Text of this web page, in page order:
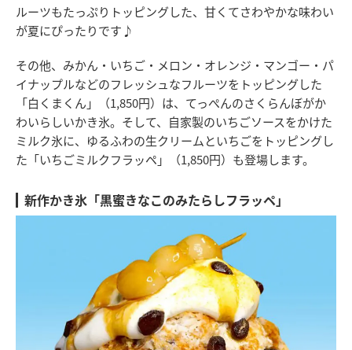
ルーツもたっぷりトッピングした、甘くてさわやかな味わい
が夏にぴったりです♪
その他、みかん・いちご・メロン・オレンジ・マンゴー・パ
イナップルなどのフレッシュなフルーツをトッピングした
「白くまくん」（1,850円）は、てっぺんのさくらんぼがか
わいらしいかき氷。そして、自家製のいちごソースをかけた
ミルク氷に、ゆるふわの生クリームといちごをトッピングし
た「いちごミルクフラッペ」（1,850円）も登場します。
新作かき氷「黒蜜きなこのみたらしフラッペ」